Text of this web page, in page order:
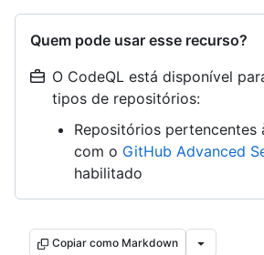
Quem pode usar esse recurso?
O CodeQL está disponível
tipos de repositórios:
Repositórios pertencentes
com o GitHub Advanced
habilitado
Copiar como Markdown